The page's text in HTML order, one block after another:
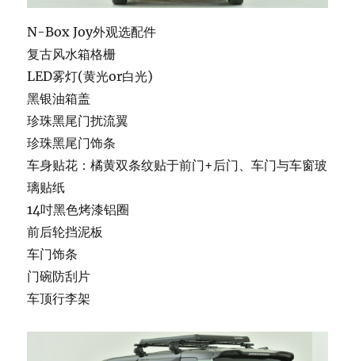
N-Box Joy外观选配件
复古风水箱格栅
LED雾灯(黄光or白光)
黑银油箱盖
珍珠黑尾门扰流翼
珍珠黑尾门饰条
车身贴花：橘黄双条纹贴于前门+后门、车门与车窗玻
璃贴纸
14吋黑色烤漆铝圈
前后轮挡泥板
车门饰条
门碗防刮片
车顶行李架